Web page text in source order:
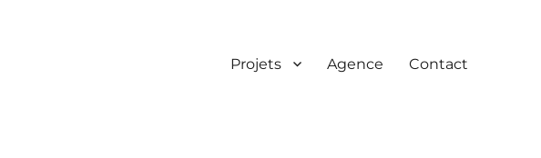
Projets Agence Contact